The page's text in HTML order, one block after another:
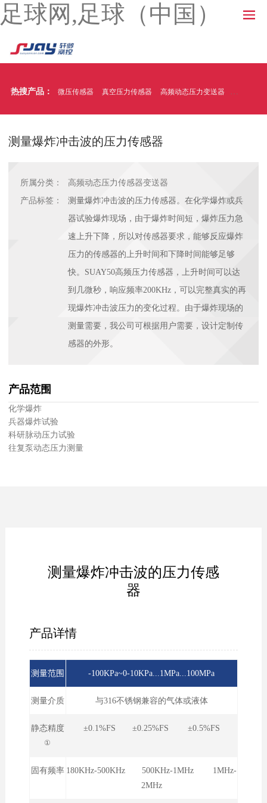
足球网,足球（中国）
热搜产品： 微压传感器 真空压力传感器 高频动态压力变送器 温压一体
测量爆炸冲击波的压力传感器
所属分类：
高频动态压力传感器变送器
产品标签：
测量爆炸冲击波的压力传感器。在化学爆炸或兵
器试验爆炸现场，由于爆炸时间短，爆炸压力急
速上升下降，所以对传感器要求，能够反应爆炸
压力的传感器的上升时间和下降时间能够足够
快。SUAY50高频压力传感器，上升时间可以达
到几微秒，响应频率200KHz，可以完整真实的再
现爆炸冲击波压力的变化过程。由于爆炸现场的
测量需要，我公司可根据用户需要，设计定制传
感器的外形。
产品范围
化学爆炸
兵器爆炸试验
科研脉动压力试验
往复泵动态压力测量
测量爆炸冲击波的压力传感
器
产品详情
测量范围 -100KPa~0-10KPa...1MPa...100MPa
测量介质 与316不锈钢兼容的气体或液体
静态精度
①
±0.1%FS ±0.25%FS ±0.5%FS
固有频率 180KHz-500KHz 500KHz-1MHz 1MHz-
2MHz